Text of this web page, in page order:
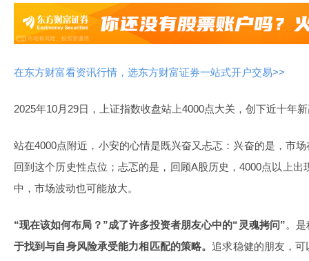
在东方财富看资讯行情，选东方财富证券一站式开户交易>>
2025年10月29日，上证指数收盘站上4000点大关，创下近十年
站在4000点附近，小安的心情是既兴奋又忐忑：兴奋的是，市
回到这个历史性点位；忐忑的是，回顾A股历史，4000点以上出
中，市场波动也可能放大。
“现在该如何布局？”成了许多投资者朋友心中的“灵魂拷问”。
于找到与自身风险承受能力相匹配的策略。追求稳健的朋友，